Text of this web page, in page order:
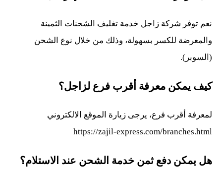
نعم توفر شركة زاجل خدمة تغليف الشحنات الثمينة
والمعرضة للكسر بسهولة، وذلك من خلال نوع الشحن
(السوبر).
كيف يمكن معرفة أقرب فرع لزاجل؟
لمعرفة أقرب فرع، يرجى زيارة الموقع الالكتروني
https://zajil-express.com/branches.html
هل يمكن دفع ثمن خدمة الشحن عند الاستلام؟